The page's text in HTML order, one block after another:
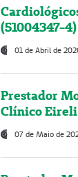
(51004347-4)
01 de Abril de
Prestador
Clínico Eireli
07 de Maio de